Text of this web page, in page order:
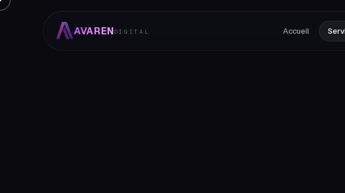
AVARENDIGITAL Accueil